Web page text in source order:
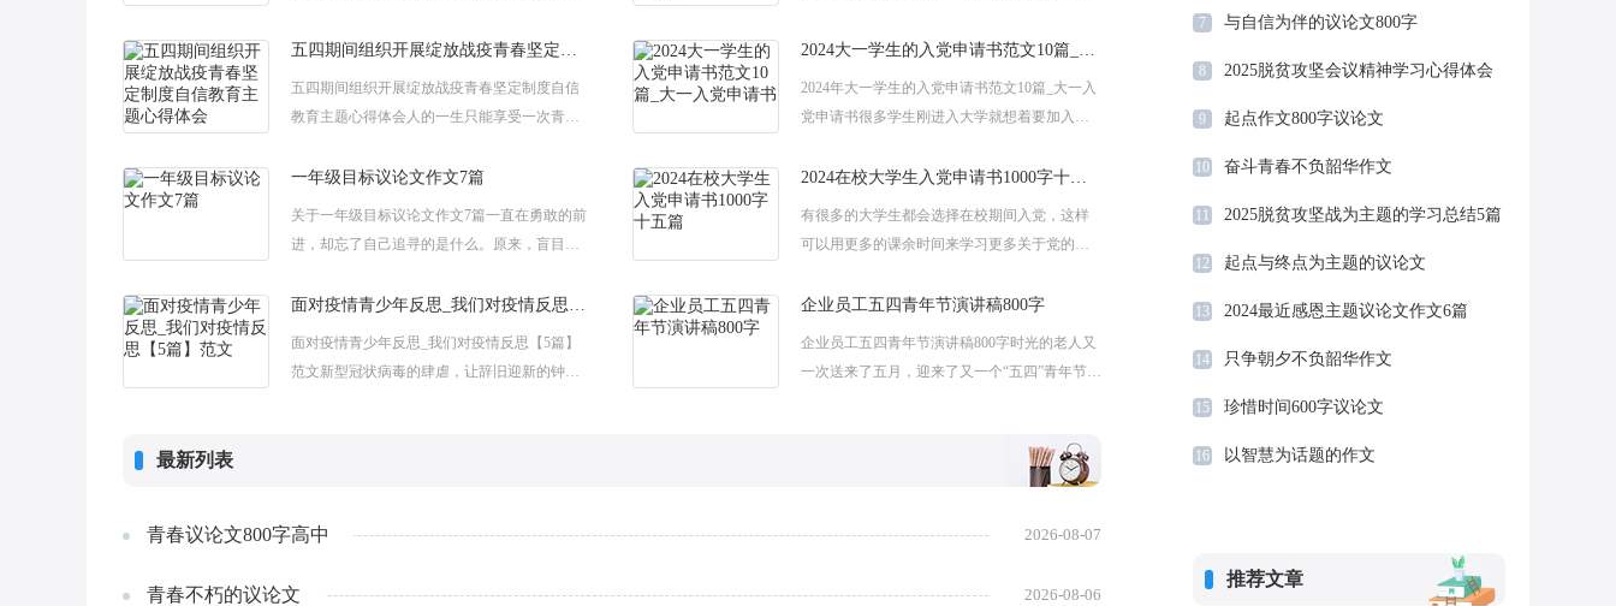
有反哺之义，羊有跪乳之恩，不懂感恩
的冬天。下面是小阅为大家带来的有关防
五四期间组织开展绽放战疫青春坚定制度自信教育主题心得体会
五四期间组织开展绽放战疫青春坚定制度自信
教育主题心得体会人的一生只能享受一次青
的事业紧紧相连，他所创造的就是永恒的青
2024大一学生的入党申请书范文10篇_大一入党申请书
2024年大一学生的入党申请书范文10篇_大一入
党申请书很多学生刚进入大学就想着要加入中
濡目染，现在到了加入的年龄，自然
一年级目标议论文作文7篇
关于一年级目标议论文作文7篇一直在勇敢的前
进，却忘了自己追寻的是什么。原来，盲目的
己的目标是啥，却发现自己的目标不知在何
2024在校大学生入党申请书1000字十五篇
有很多的大学生都会选择在校期间入党，这样
可以用更多的课余时间来学习更多关于党的知
全面提升自己。这次小阅给大家整理了在校大
面对疫情青少年反思_我们对疫情反思【5篇】范文
面对疫情青少年反思_我们对疫情反思【5篇】
范文新型冠状病毒的肆虐，让辞旧迎新的钟声
企业员工五四青年节演讲稿800字
企业员工五四青年节演讲稿800字时光的老人又
一次送来了五月，迎来了又一个“五四”青年节。
最新列表
青春议论文800字高中 2026-08-07
青春不朽的议论文 2026-08-06
篇
7 与自信为伴的议论文800字
8
2025脱贫攻坚会议精神学习心得体会
总结范文5篇
9 起点作文800字议论文
10 奋斗青春不负韶华作文
11 2025脱贫攻坚战为主题的学习总结5篇
12 起点与终点为主题的议论文
13 2024最近感恩主题议论文作文6篇
14 只争朝夕不负韶华作文
15 珍惜时间600字议论文
16 以智慧为话题的作文
推荐文章